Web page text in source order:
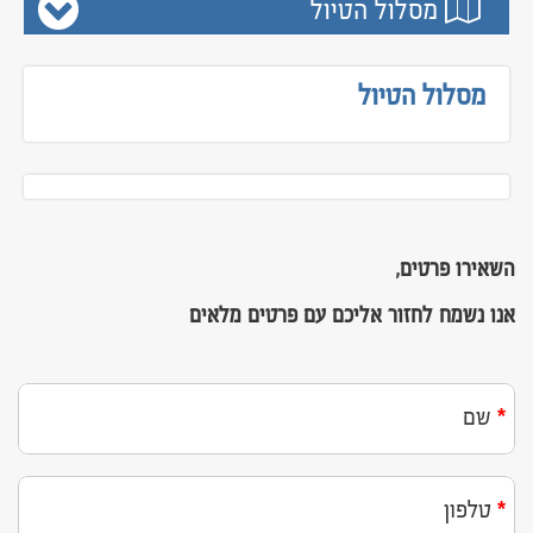
נפאל
פיליפינים
וייטנאם וקמבודיה
מונגוליה
סין
טיולים מאורגנים לאירופה
איסלנד
מסלול הטיול
מסלול הטיול
השאירו פרטים,
אנו נשמח לחזור אליכם עם פרטים מלאים
שם
טלפון